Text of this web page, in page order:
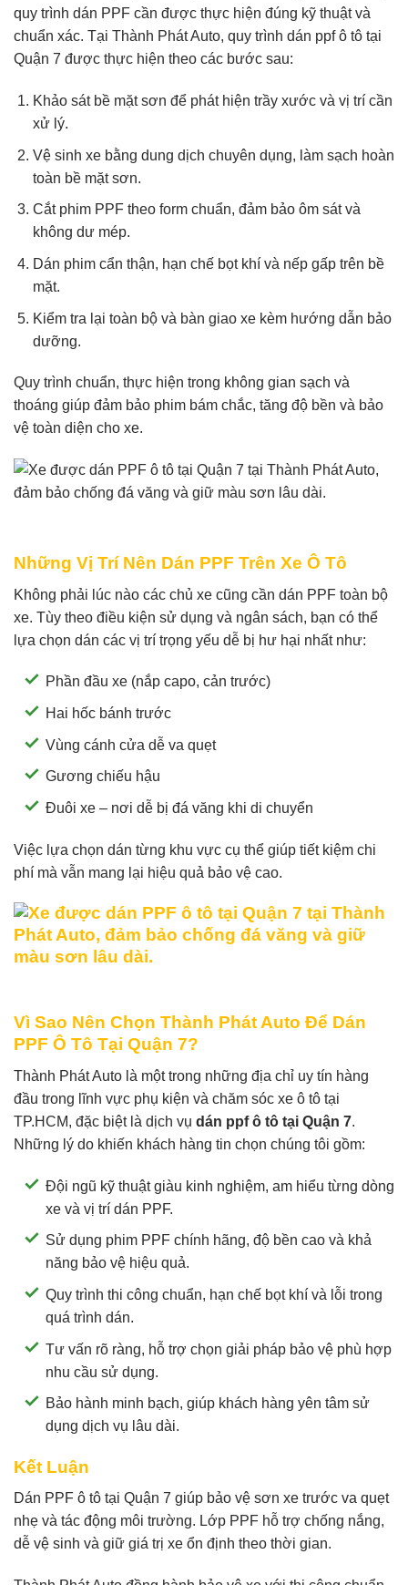
quy trình dán PPF cần được thực hiện đúng kỹ thuật và
chuẩn xác. Tại Thành Phát Auto, quy trình dán ppf ô tô tại
Quận 7 được thực hiện theo các bước sau:
Khảo sát bề mặt sơn để phát hiện trầy xước và vị trí cần
xử lý.
Vệ sinh xe bằng dung dịch chuyên dụng, làm sạch hoàn
toàn bề mặt sơn.
Cắt phim PPF theo form chuẩn, đảm bảo ôm sát và
không dư mép.
Dán phim cẩn thận, hạn chế bọt khí và nếp gấp trên bề
mặt.
Kiểm tra lại toàn bộ và bàn giao xe kèm hướng dẫn bảo
dưỡng.
Quy trình chuẩn, thực hiện trong không gian sạch và
thoáng giúp đảm bảo phim bám chắc, tăng độ bền và bảo
vệ toàn diện cho xe.
Những Vị Trí Nên Dán PPF Trên Xe Ô Tô
Không phải lúc nào các chủ xe cũng cần dán PPF toàn bộ
xe. Tùy theo điều kiện sử dụng và ngân sách, bạn có thể
lựa chọn dán các vị trí trọng yếu dễ bị hư hại nhất như:
Phần đầu xe (nắp capo, cản trước)
Hai hốc bánh trước
Vùng cánh cửa dễ va quẹt
Gương chiếu hậu
Đuôi xe – nơi dễ bị đá văng khi di chuyển
Việc lựa chọn dán từng khu vực cụ thể giúp tiết kiệm chi
phí mà vẫn mang lại hiệu quả bảo vệ cao.
Vì Sao Nên Chọn Thành Phát Auto Để Dán
PPF Ô Tô Tại Quận 7?
Thành Phát Auto là một trong những địa chỉ uy tín hàng
đầu trong lĩnh vực phụ kiện và chăm sóc xe ô tô tại
TP.HCM, đặc biệt là dịch vụ dán ppf ô tô tại Quận 7.
Những lý do khiến khách hàng tin chọn chúng tôi gồm:
Đội ngũ kỹ thuật giàu kinh nghiệm, am hiểu từng dòng
xe và vị trí dán PPF.
Sử dụng phim PPF chính hãng, độ bền cao và khả
năng bảo vệ hiệu quả.
Quy trình thi công chuẩn, hạn chế bọt khí và lỗi trong
quá trình dán.
Tư vấn rõ ràng, hỗ trợ chọn giải pháp bảo vệ phù hợp
nhu cầu sử dụng.
Bảo hành minh bạch, giúp khách hàng yên tâm sử
dụng dịch vụ lâu dài.
Kết Luận
Dán PPF ô tô tại Quận 7 giúp bảo vệ sơn xe trước va quẹt
nhẹ và tác động môi trường. Lớp PPF hỗ trợ chống nắng,
dễ vệ sinh và giữ giá trị xe ổn định theo thời gian.